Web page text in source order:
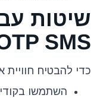
שיטות
SMS
כדי להבטיח